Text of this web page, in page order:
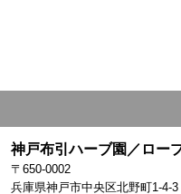
神戸布引ハーブ園／ロー
〒650-0002
兵庫県神戸市中央区北野町1-4-3